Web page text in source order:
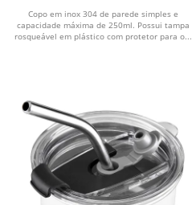
Copo em inox 304 de parede simples e
capacidade máxima de 250ml. Possui tampa
rosqueável em plástico com protetor para o...